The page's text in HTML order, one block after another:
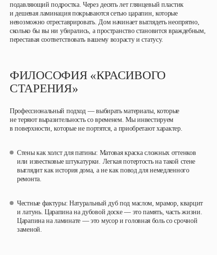
подавляющий подростка. Через десять лет глянцевый пластик
и дешевая ламинация покрываются сетью царапин, которые
невозможно отреставрировать. Дом начинает выглядеть неопрятно,
сколько бы вы ни убирались, а пространство становится враждебным,
переставая соответствовать вашему возрасту и статусу.
ФИЛОСОФИЯ «КРАСИВОГО
СТАРЕНИЯ»
Профессиональный подход — выбирать материалы, которые
не теряют выразительность со временем. Мы инвестируем
в поверхности, которые не портятся, а приобретают характер.
Стены как холст для патины: Матовая краска сложных оттенков
или известковые штукатурки. Легкая потертость на такой стене
выглядит как история дома, а не как повод для немедленного
ремонта.
Честные фактуры: Натуральный дуб под маслом, мрамор, кварцит
и латунь. Царапина на дубовой доске — это память, часть жизни.
Царапина на ламинате — это мусор и головная боль со срочной
заменой.